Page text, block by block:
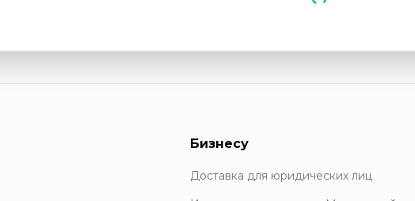
Бизнесу
Доставка для юридических лиц